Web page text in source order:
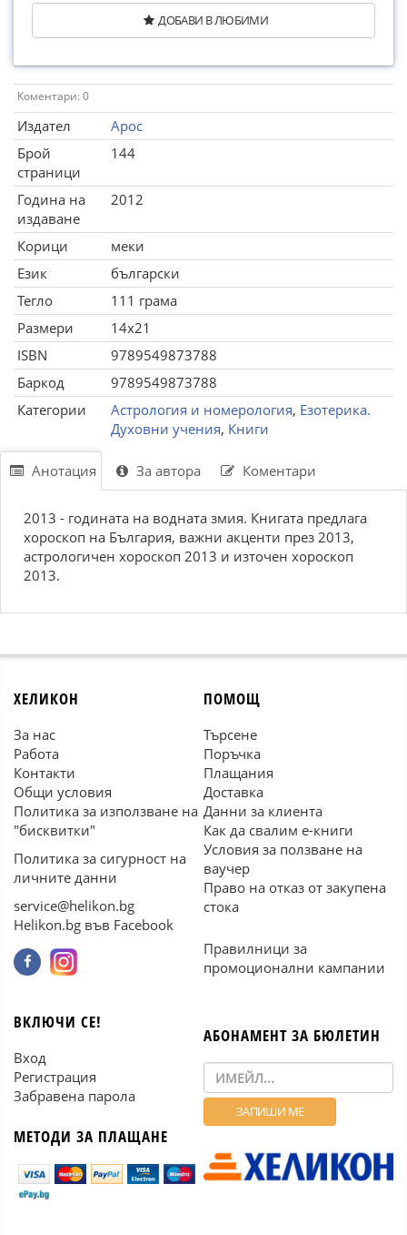
ДОБАВИ В ЛЮБИМИ
Коментари: 0
Издател
Арос
Брой
страници
144
Година на
издаване
2012
Корици
меки
Език
български
Тегло
111 грама
Размери
14x21
ISBN
9789549873788
Баркод
9789549873788
Категории
Астрология и номерология, Езотерика.
Духовни учения, Книги
Анотация За автора Коментари
2013 - годината на водната змия. Книгата предлага
хороскоп на България, важни акценти през 2013,
астрологичен хороскоп 2013 и източен хороскоп
2013.
ХЕЛИКОН
За нас
Работа
Контакти
Общи условия
Политика за използване на
"бисквитки"
Политика за сигурност на
личните данни
service@helikon.bg
Helikon.bg във Facebook
ПОМОЩ
Търсене
Поръчка
Плащания
Доставка
Данни за клиента
Как да свалим е-книги
Условия за ползване на
ваучер
Право на отказ от закупена
стока
Правилници за
промоционални кампании
ВКЛЮЧИ СЕ!
Вход
Регистрация
Забравена парола
МЕТОДИ ЗА ПЛАЩАНЕ
АБОНАМЕНТ ЗА БЮЛЕТИН